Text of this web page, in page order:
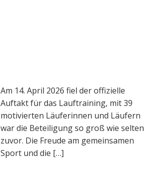
Am 14. April 2026 fiel der offizielle
Auftakt für das Lauftraining, mit 39
motivierten Läuferinnen und Läufern
war die Beteiligung so groß wie selten
zuvor. Die Freude am gemeinsamen
Sport und die […]